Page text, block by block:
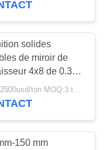
41
solides
de miroir de
4x8 de 0.3-
couvrent
2000-2500usd/ton MOQ:3 tonnes ou en tant que votre condition
150 mm